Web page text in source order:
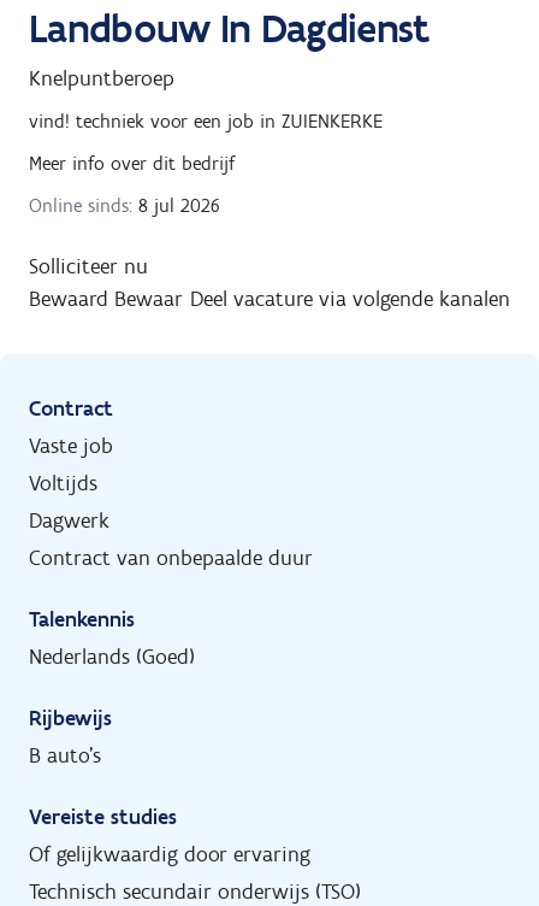
Landbouw In Dagdienst
Knelpuntberoep
vind! techniek voor een job in ZUIENKERKE
Meer info over dit bedrijf
Online sinds: 8 jul 2026
Solliciteer nu
Bewaard Bewaar Deel vacature via volgende kanalen
Contract
Vaste job
Voltijds
Dagwerk
Contract van onbepaalde duur
Talenkennis
Nederlands (Goed)
Rijbewijs
B auto's
Vereiste studies
Of gelijkwaardig door ervaring
Technisch secundair onderwijs (TSO)